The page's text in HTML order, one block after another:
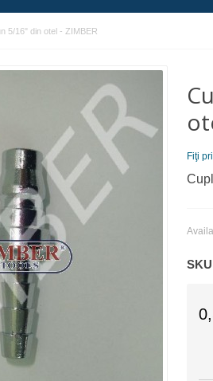
5/16" din otel - ZIMBER
Fiţi